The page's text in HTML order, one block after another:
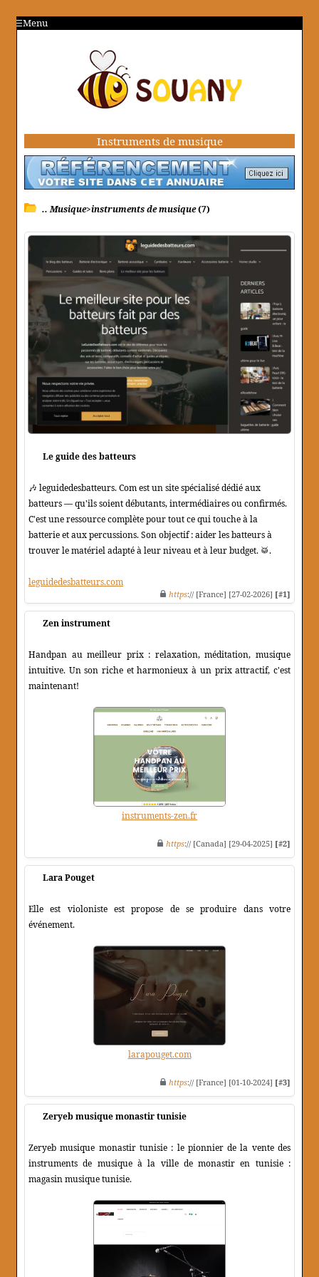
Menu
Instruments de musique
.. Musique>instruments de musique(7)
Le guide des batteurs
🎶 leguidedesbatteurs. Com est un site spécialisé dédié aux
batteurs — qu'ils soient débutants, intermédiaires ou confirmés.
C'est une ressource complète pour tout ce qui touche à la
batterie et aux percussions. Son objectif : aider les batteurs à
trouver le matériel adapté à leur niveau et à leur budget. 🥁.
leguidedesbatteurs.com
https:// [France] [27-02-2026] [#1]
Zen instrument
Handpan au meilleur prix : relaxation, méditation, musique
intuitive. Un son riche et harmonieux à un prix attractif, c'est
maintenant!
instruments-zen.fr
https:// [Canada] [29-04-2025] [#2]
Lara Pouget
Elle est violoniste est propose de se produire dans votre
événement.
larapouget.com
https:// [France] [01-10-2024] [#3]
Zeryeb musique monastir tunisie
Zeryeb musique monastir tunisie : le pionnier de la vente des
instruments de musique à la ville de monastir en tunisie :
magasin musique tunisie.